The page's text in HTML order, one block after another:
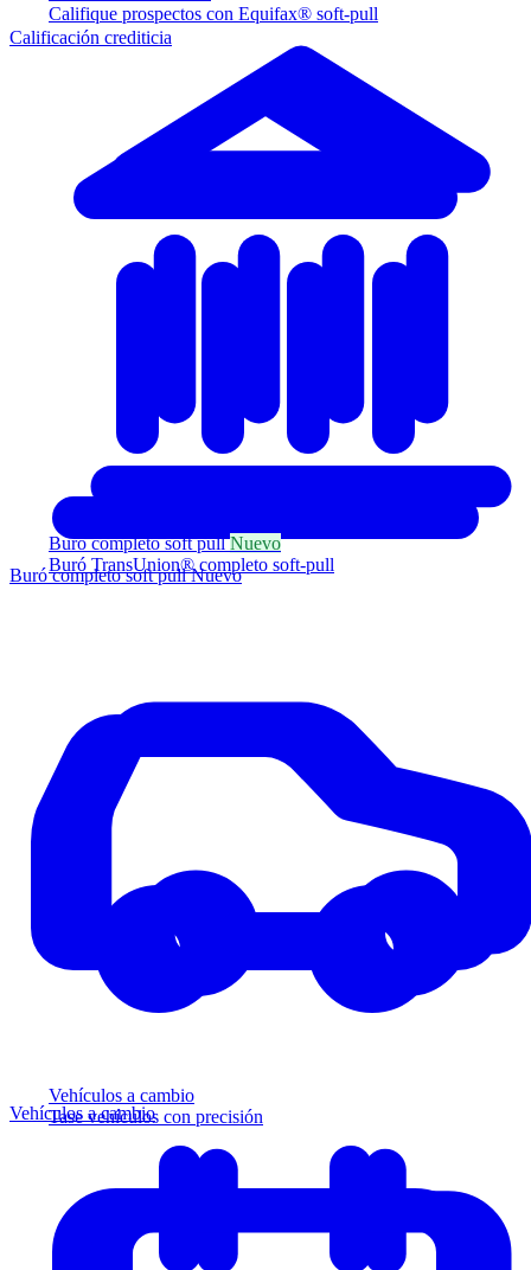
Califique prospectos con Equifax® soft-pull
Buró completo soft pullNuevo
Buró TransUnion® completo soft-pull
Vehículos a cambio
Tase vehículos con precisión
Calificación crediticia
Buró completo soft pullNuevo
Vehículos a cambio